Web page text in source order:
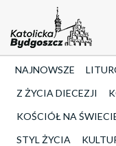
NAJNOWSZE
Z ŻYCIA DIECEZJI
KOŚCIÓŁ NA
STYL ŻYCIA